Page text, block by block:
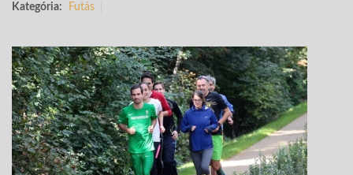
Kategória: Futás